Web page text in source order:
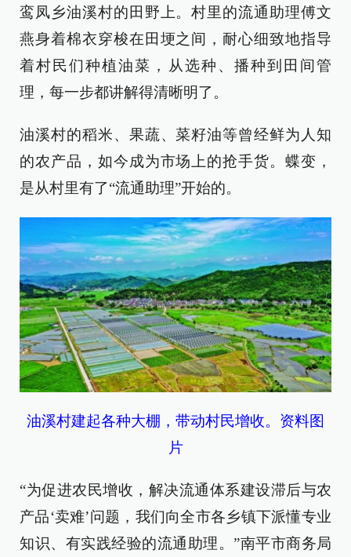
鸾凤乡油溪村的田野上。村里的流通助理傅文
燕身着棉衣穿梭在田埂之间，耐心细致地指导
着村民们种植油菜，从选种、播种到田间管
理，每一步都讲解得清晰明了。
油溪村的稻米、果蔬、菜籽油等曾经鲜为人知
的农产品，如今成为市场上的抢手货。蝶变，
是从村里有了“流通助理”开始的。
油溪村建起各种大棚，带动村民增收。资料图
片
“为促进农民增收，解决流通体系建设滞后与农
产品‘卖难’问题，我们向全市各乡镇下派懂专业
知识、有实践经验的流通助理。”南平市商务局